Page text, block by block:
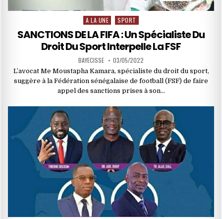
Posted
in
A LA UNE SPORT
SANCTIONS DE LA FIFA : Un Spécialiste Du
Droit Du Sport Interpelle La FSF
BAYECISSE 03/05/2022
L’avocat Me Moustapha Kamara, spécialiste du droit du sport,
suggère à la Fédération sénégalaise de football (FSF) de faire
appel des sanctions prises à son…